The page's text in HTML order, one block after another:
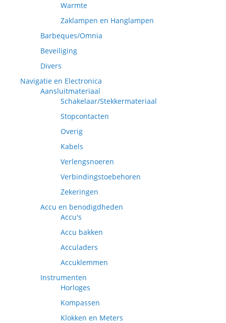
Warmte
Zaklampen en Hanglampen
Barbeques/Omnia
Beveiliging
Divers
Navigatie en Electronica
Aansluitmateriaal
Schakelaar/Stekkermateriaal
Stopcontacten
Overig
Kabels
Verlengsnoeren
Verbindingstoebehoren
Zekeringen
Accu en benodigdheden
Accu's
Accu bakken
Acculaders
Accuklemmen
Instrumenten
Horloges
Kompassen
Klokken en Meters